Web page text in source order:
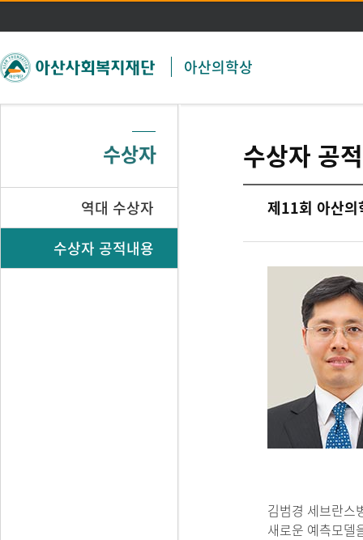
주메뉴 바로가기
본문 바로가기
아산의학상
수상자
역대 수상자
수상자 공적내용
수상자 공
제11회 아산
김범경 세브란스
새로운 예측모델